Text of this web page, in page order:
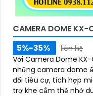
CAMERA DOME
5%-35%
liên hệ
Với Camera Dome
những camera dome
đổi tiêu cự, tích hợp
trợ khe cắm thẻ nhớ